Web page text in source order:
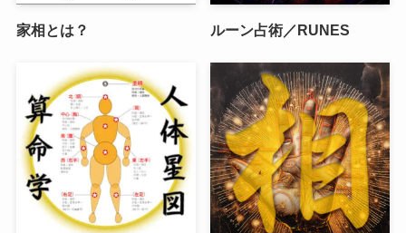
家相とは？ ルーン占術／RUNES